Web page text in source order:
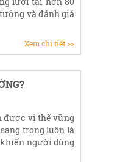
và đánh giá
Xem chi tiết >>
được vị thế vững
trọng luôn là
người dùng